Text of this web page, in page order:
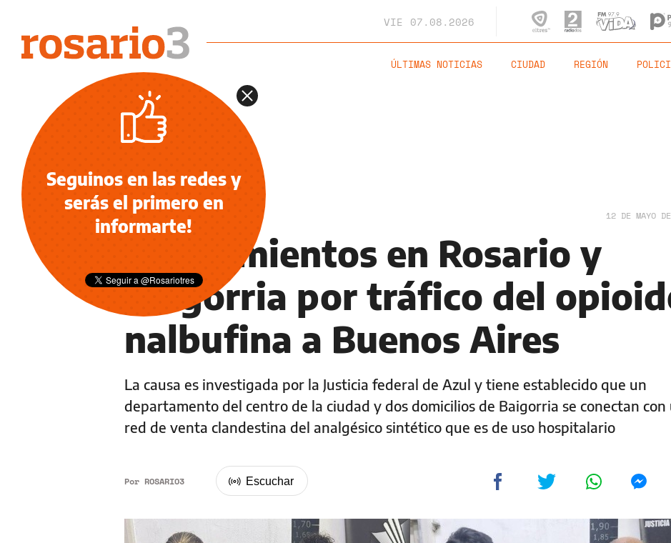
VIE 07.08.2026
ÚLTIMAS NOTICIAS CIUDAD REGIÓN
POLICIALES 12 DE MAYO
Allanamientos en Rosario y
Baigorria por tráfico del
nalbufina a Buenos Aires
La causa es investigada por la Justicia federal de Azul y tiene establecido que un
departamento del centro de la ciudad y dos domicilios de Baigorria se conectan con
red de venta clandestina del analgésico sintético que es de uso hospitalario
Por ROSARIO3
Seguinos en las redes y
serás el primero en
informarte!